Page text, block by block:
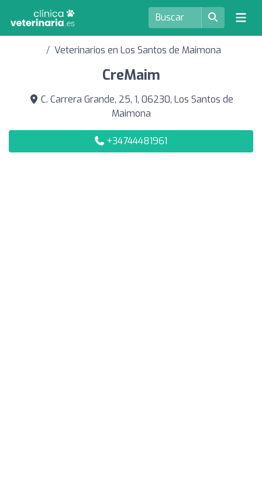
Veterinarios en Los Santos de Maimona
CreMaim
C. Carrera Grande, 25, 1, 06230, Los Santos de
Maimona
+34744481961